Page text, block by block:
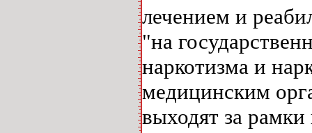
лечением и
"на
наркотизма и
медицинским
выходят за